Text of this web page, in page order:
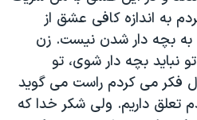
به اندازه کافی عشق از
به بچه دار شدن نیست. زن
نباید بچه دار شوی، تو
فکر می کردم راست می گوید
تعلق داریم. ولی شکر خدا که